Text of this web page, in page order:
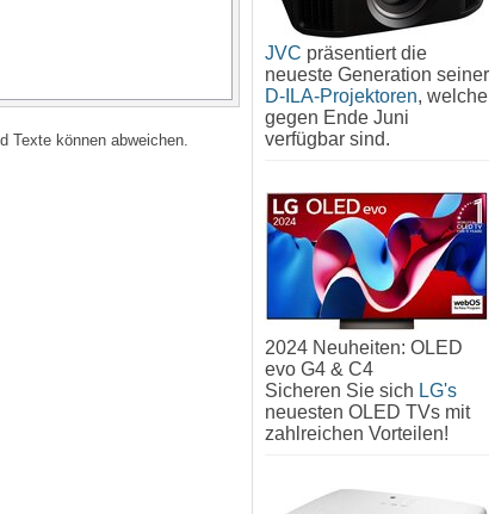
Texte können abweichen.
JVC präsentiert die
neueste Generation seiner
D-ILA-Projektoren, welche
gegen Ende Juni
verfügbar sind.
2024 Neuheiten: OLED
evo G4 & C4
Sicheren Sie sich LG's
neuesten OLED TVs mit
zahlreichen Vorteilen!